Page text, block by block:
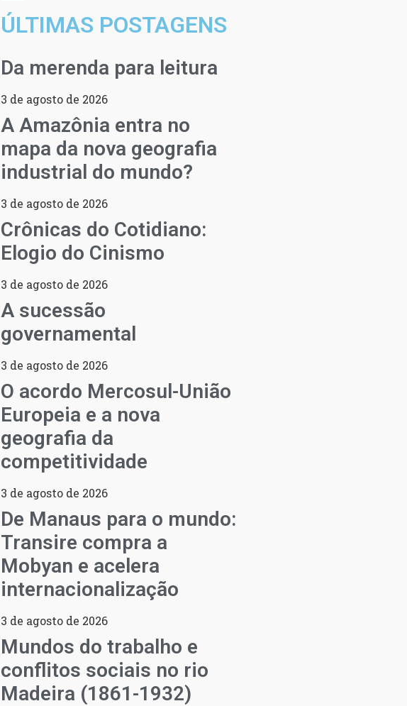
ÚLTIMAS POSTAGENS
Da merenda para leitura
3 de agosto de 2026
A Amazônia entra no
mapa da nova geografia
industrial do mundo?
3 de agosto de 2026
Crônicas do Cotidiano:
Elogio do Cinismo
3 de agosto de 2026
A sucessão
governamental
3 de agosto de 2026
O acordo Mercosul-União
Europeia e a nova
geografia da
competitividade
3 de agosto de 2026
De Manaus para o mundo:
Transire compra a
Mobyan e acelera
internacionalização
3 de agosto de 2026
Mundos do trabalho e
conflitos sociais no rio
Madeira (1861-1932)